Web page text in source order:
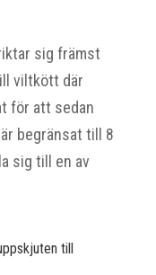
sig främst
viltkött där
för att sedan
begränsat till 8
sig till en av
till